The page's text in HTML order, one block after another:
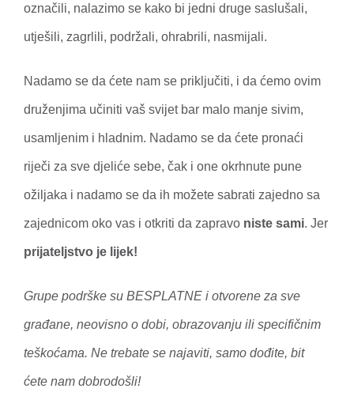
označili, nalazimo se kako bi jedni druge saslušali,
utješili, zagrlili, podržali, ohrabrili, nasmijali.
Nadamo se da ćete nam se priključiti, i da ćemo ovim
druženjima učiniti vaš svijet bar malo manje sivim,
usamljenim i hladnim. Nadamo se da ćete pronaći
riječi za sve djeliće sebe, čak i one okrhnute pune
ožiljaka i nadamo se da ih možete sabrati zajedno sa
zajednicom oko vas i otkriti da zapravo niste sami. Jer
prijateljstvo je lijek!
Grupe podrške su BESPLATNE i otvorene za sve
građane, neovisno o dobi, obrazovanju ili specifičnim
teškoćama. Ne trebate se najaviti, samo dođite, bit
ćete nam dobrodošli!